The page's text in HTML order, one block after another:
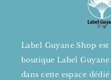
Label Guyane Shop est
boutique Label
dans cette espace dédié